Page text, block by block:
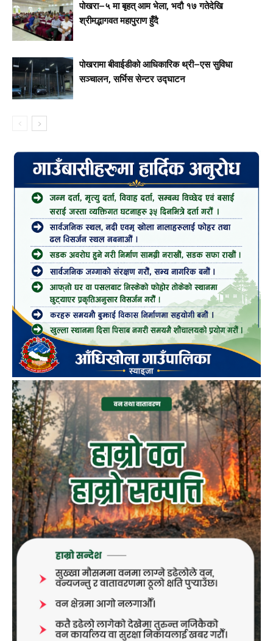
पोखरा–५ मा बृहत् आम भेला, भदौ १७ गतेदेखि
श्रीमद्भागवत महापुराण हुँदै
पोखरामा बीवाईडीको आधिकारिक थ्री–एस सुविधा
सञ्चालन, सर्भिस सेन्टर उद्घाटन